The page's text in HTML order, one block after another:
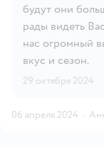
будут они
рады видеть
нас огромный
вкус и сезон.
29 октября 2024
06 апреля 2024 ·